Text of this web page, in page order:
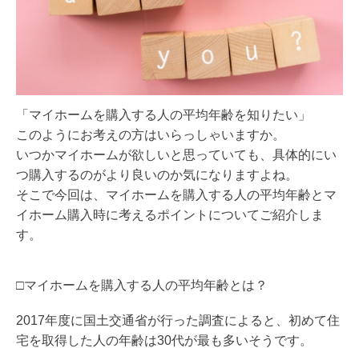
「マイホームを購入する人の平均年齢を知りたい」
このようにお考えの方はいらっしゃいますか。
いつかマイホームが欲しいと思っていても、具体的にい
つ購入するのがより良いのか気になりますよね。
そこで今回は、マイホームを購入する人の平均年齢とマ
イホーム購入時に考えるポイントについてご紹介しま
す。
□マイホームを購入する人の平均年齢とは？
2017年度に国土交通省が行った調査によると、初めて住
宅を取得した人の年齢は30代が最も多いそうです。